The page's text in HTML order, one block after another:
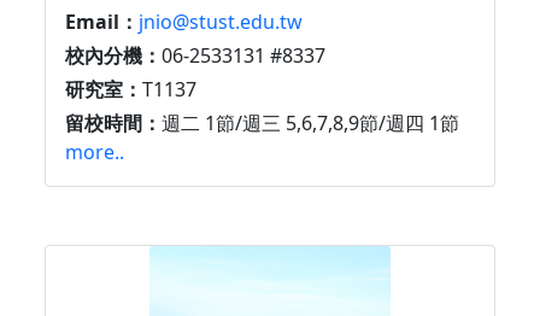
Email： jnio@stust.edu.tw
校內分機： 06-2533131 #8337
研究室： T1137
留校時間： 週二 1節/週三 5,6,7,8,9節/週四 1節
more..